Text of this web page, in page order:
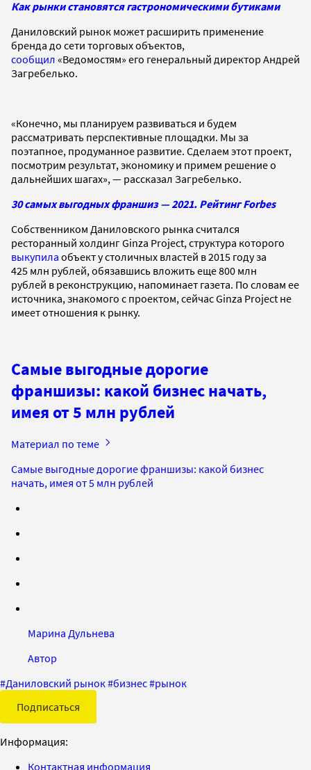
Как рынки становятся гастрономическими бутиками
Даниловский рынок может расширить применение
бренда до сети торговых объектов,
сообщил «Ведомостям» его генеральный директор Андрей
Загребелько.
«Конечно, мы планируем развиваться и будем
рассматривать перспективные площадки. Мы за
поэтапное, продуманное развитие. Сделаем этот проект,
посмотрим результат, экономику и примем решение о
дальнейших шагах», — рассказал Загребелько.
30 самых выгодных франшиз — 2021. Рейтинг Forbes
Собственником Даниловского рынка считался
ресторанный холдинг Ginza Project, структура которого
выкупила объект у столичных властей в 2015 году за
425 млн рублей, обязавшись вложить еще 800 млн
рублей в реконструкцию, напоминает газета. По словам ее
источника, знакомого с проектом, сейчас Ginza Project не
имеет отношения к рынку.
Самые выгодные дорогие
франшизы: какой бизнес начать,
имея от 5 млн рублей
Материал по теме
Самые выгодные дорогие франшизы: какой бизнес
начать, имея от 5 млн рублей
Марина Дульнева
Автор
#Даниловский рынок#бизнес#рынок
Подписаться
Информация:
Контактная информация